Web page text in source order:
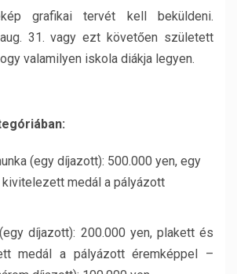
grafikai tervét kell beküldeni.
31. vagy ezt követően született
valamilyen iskola diákja legyen.
(egy díjazott): 500.000 yen, egy
medál a pályázott
díjazott): 200.000 yen, plakett és
medál a pályázott éremképpel –